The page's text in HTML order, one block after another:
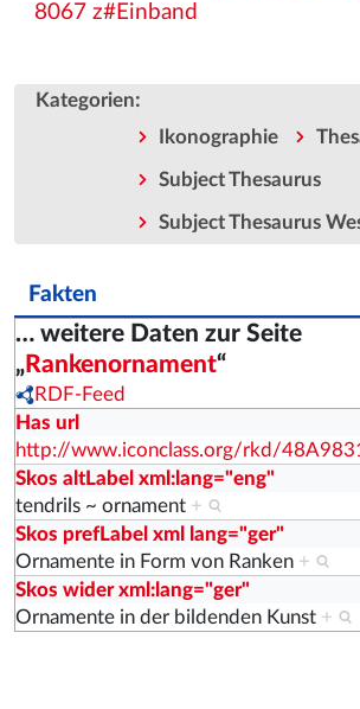
8067 z#Einband
Kategorien:
Ikonographie
Subject Thesaurus
Subject Thesaurus
Fakten
… weitere Daten zur Seite
„Rankenornament“
RDF-Feed
Has url
http://www.iconclass.org/rkd/
Skos altLabel xml:lang="eng"
tendrils ~ ornament +
Skos prefLabel xml lang="ger"
Ornamente in Form von Ranken +
Skos wider xml:lang="ger"
Ornamente in der bildenden Kunst +